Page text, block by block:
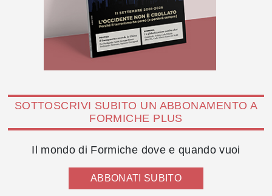
SOTTOSCRIVI SUBITO UN ABBONAMENTO A
FORMICHE PLUS
Il mondo di Formiche dove e quando vuoi
ABBONATI SUBITO